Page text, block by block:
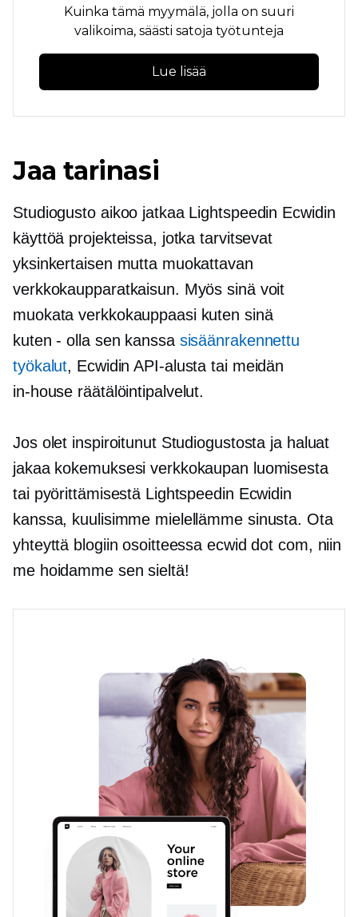
Kuinka tämä myymälä, jolla on suuri
valikoima, säästi satoja työtunteja
Lue lisää
Jaa tarinasi
Studiogusto aikoo jatkaa Lightspeedin Ecwidin
käyttöä projekteissa, jotka tarvitsevat
yksinkertaisen mutta muokattavan
verkkokaupparatkaisun. Myös sinä voit
muokata verkkokauppaasi kuten sinä
kuten - ollasen kanssa sisäänrakennettu
työkalut, Ecwidin API-alusta tai meidän
in-house räätälöintipalvelut.
Jos olet inspiroitunut Studiogustosta ja haluat
jakaa kokemuksesi verkkokaupan luomisesta
tai pyörittämisestä Lightspeedin Ecwidin
kanssa, kuulisimme mielellämme sinusta. Ota
yhteyttä blogiin osoitteessa ecwid dot com, niin
me hoidamme sen sieltä!